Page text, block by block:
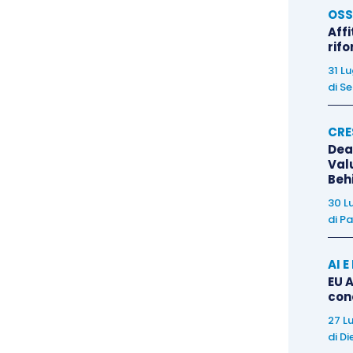
31
di
30
di
AI
EU
27
di